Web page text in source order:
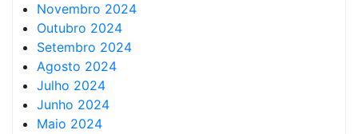
Novembro 2024
Outubro 2024
Setembro 2024
Agosto 2024
Julho 2024
Junho 2024
Maio 2024